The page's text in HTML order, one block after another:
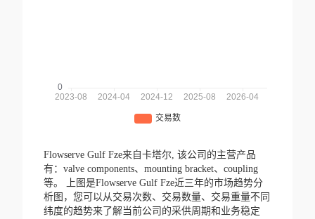
Flowserve Gulf Fze来自卡塔尔, 该公司的主营产品
有：valve components、mounting bracket、coupling
等。
上图是Flowserve Gulf Fze近三年的市场趋势分
析图，您可以从交易次数、交易数量、交易重量不同
纬度的趋势来了解当前公司的采供周期和业务稳定